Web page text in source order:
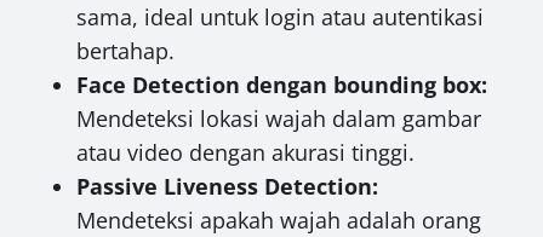
sama, ideal untuk login atau autentikasi
bertahap.
Face Detection dengan bounding box:
Mendeteksi lokasi wajah dalam gambar
atau video dengan akurasi tinggi.
Passive Liveness Detection:
Mendeteksi apakah wajah adalah orang